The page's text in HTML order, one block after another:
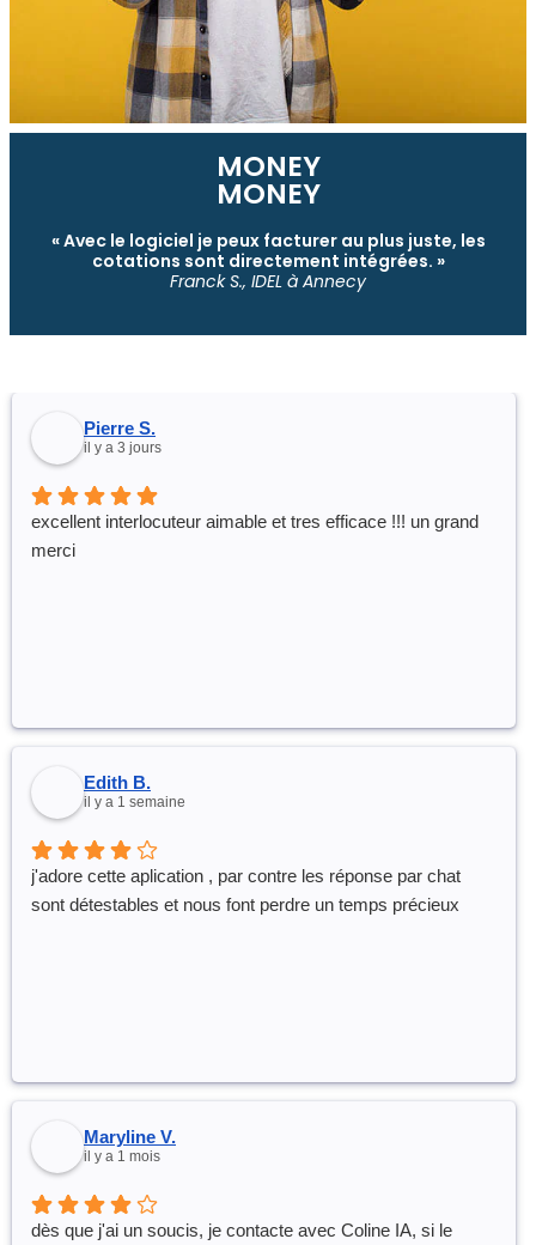
MONEY
MONEY
« Avec le logiciel je peux facturer au plus juste, les
cotations sont directement intégrées. »
Franck S., IDEL à Annecy
Pierre S.
il y a 3 jours
excellent interlocuteur aimable et tres efficace !!! un grand
merci
Edith B.
il y a 1 semaine
j'adore cette aplication , par contre les réponse par chat
sont détestables et nous font perdre un temps précieux
Maryline V.
il y a 1 mois
dès que j'ai un soucis, je contacte avec Coline IA, si le